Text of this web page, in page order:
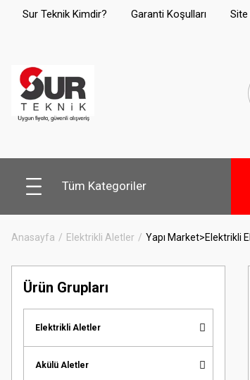
Sur Teknik Kimdir? Garanti Koşulları Site
Tüm Kategoriler
Anasayfa Elektrikli Aletler Yapı Market>Elektrikli
Ürün Grupları
Elektrikli Aletler
Akülü Aletler